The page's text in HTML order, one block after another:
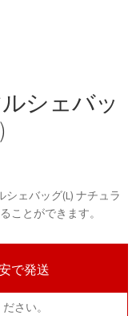
シェバッ
ェバッグ(L) ナチュラ
ことができます。
で発送
さい。